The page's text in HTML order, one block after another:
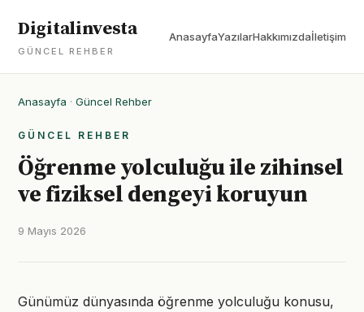
Digitalinvesta
GÜNCEL REHBER
AnasayfaYazılarHakkımızdaİletişim
Anasayfa · Güncel Rehber
GÜNCEL REHBER
Öğrenme yolculuğu ile zihinsel
ve fiziksel dengeyi koruyun
9 Mayıs 2026
Günümüz dünyasında öğrenme yolculuğu konusu,